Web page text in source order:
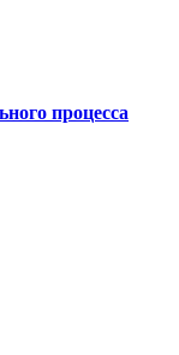
процесса